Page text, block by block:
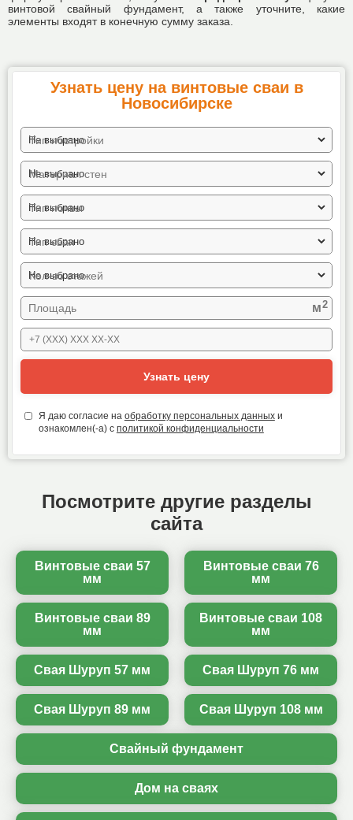
винтовой свайный фундамент, а также уточните, какие
элементы входят в конечную сумму заказа.
Узнать цену на винтовые сваи в
Новосибирске
Тип постройки
Материал стен
Тип почвы
Тип сваи
Кол-во этажей
м2
Площадь
Узнать цену
Я даю согласие на обработку персональных данныхи
ознакомлен(-а) с политикой конфиденциальности
Посмотрите другие разделы
сайта
Винтовые сваи 57
мм
Винтовые сваи 76
мм
Винтовые сваи 89
мм
Винтовые сваи 108
мм
Свая Шуруп 57 мм Свая Шуруп 76 мм
Свая Шуруп 89 мм Свая Шуруп 108 мм
Свайный фундамент
Дом на сваях